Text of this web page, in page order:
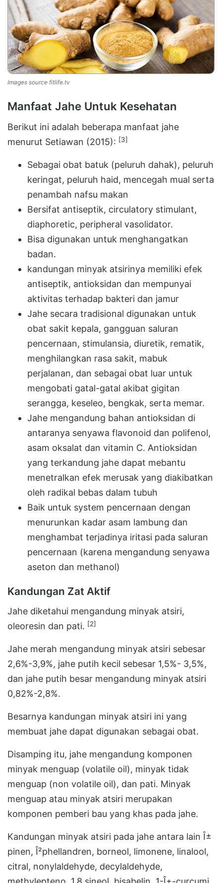
Images source fitlife.tv
Manfaat Jahe Untuk Kesehatan
Berikut ini adalah beberapa manfaat jahe
menurut Setiawan (2015): [3]
Sebagai obat batuk (peluruh dahak), peluruh
keringat, peluruh haid, mencegah mual serta
penambah nafsu makan
Bersifat antiseptik, circulatory stimulant,
diaphoretic, peripheral vasolidator.
Bisa digunakan untuk menghangatkan
badan.
kandungan minyak atsirinya memiliki efek
antiseptik, antioksidan dan mempunyai
aktivitas terhadap bakteri dan jamur
Jahe secara tradisional digunakan untuk
obat sakit kepala, gangguan saluran
pencernaan, stimulansia, diuretik, rematik,
menghilangkan rasa sakit, mabuk
perjalanan, dan sebagai obat luar untuk
mengobati gatal-gatal akibat gigitan
serangga, keseleo, bengkak, serta memar.
Jahe mengandung bahan antioksidan di
antaranya senyawa flavonoid dan polifenol,
asam oksalat dan vitamin C. Antioksidan
yang terkandung jahe dapat mebantu
menetralkan efek merusak yang diakibatkan
oleh radikal bebas dalam tubuh
Baik untuk system pencernaan dengan
menurunkan kadar asam lambung dan
menghambat terjadinya iritasi pada saluran
pencernaan (karena mengandung senyawa
aseton dan methanol)
Kandungan Zat Aktif
Jahe diketahui mengandung minyak atsiri,
oleoresin dan pati. [2]
Jahe merah mengandung minyak atsiri sebesar
2,6%-3,9%, jahe putih kecil sebesar 1,5%- 3,5%,
dan jahe putih besar mengandung minyak atsiri
0,82%-2,8%.
Besarnya kandungan minyak atsiri ini yang
membuat jahe dapat digunakan sebagai obat.
Disamping itu, jahe mengandung komponen
minyak menguap (volatile oil), minyak tidak
menguap (non volatile oil), dan pati. Minyak
menguap atau minyak atsiri merupakan
komponen pemberi bau yang khas pada jahe.
Kandungan minyak atsiri pada jahe antara lain Î±
pinen, Î²phellandren, borneol, limonene, linalool,
citral, nonylaldehyde, decylaldehyde,